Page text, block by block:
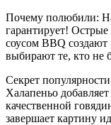
Почему полюбили:
гарантирует!
соусом BBQ
выбирают те, кто не
Секрет
Халапеньо
качественной
завершает картину